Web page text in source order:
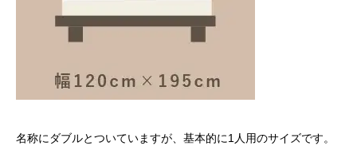
名称にダブルとついていますが、基本的に1人用のサイズです。